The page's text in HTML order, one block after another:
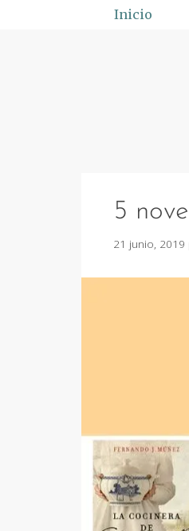
Inicio
5
21 junio, 2019